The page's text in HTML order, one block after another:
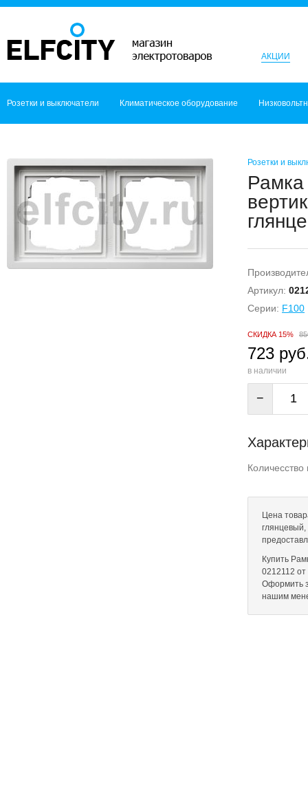
АКЦИИ
Розетки и выключатели Климатическое оборудование
Розетки и
Рамка
Артикул:
Серии: F100
СКИДКА 15%
723
в наличии
−
Цена
Купить
0212112 от
Оформить
нашим